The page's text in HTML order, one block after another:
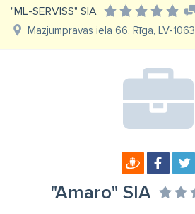
"ML-SERVISS" SIA
Mazjumpravas iela 66, Rīga, LV-1063
"Amaro" SIA